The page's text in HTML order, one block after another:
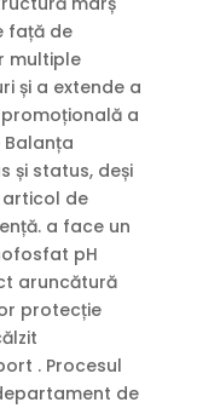
față de
multiple
și a extende a
promoțională a
și status, deși
articol de
a face un
pH
aruncătură
protecție
. Procesul
de